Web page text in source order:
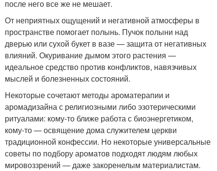
после него все же не мешает.
От неприятных ощущений и негативной атмосферы в
пространстве помогает полынь. Пучок полыни над
дверью или сухой букет в вазе — защита от негативных
влияний. Окуривание дымом этого растения —
идеальное средство против конфликтов, навязчивых
мыслей и болезненных состояний.
Некоторые сочетают методы ароматерапии и
аромадизайна с религиозными либо эзотерическими
ритуалами: кому-то ближе работа с биоэнергетиком,
кому-то — освящение дома служителем церкви
традиционной конфессии. Но некоторые универсальные
советы по подбору ароматов подходят людям любых
мировоззрений — даже закоренелым материалистам.